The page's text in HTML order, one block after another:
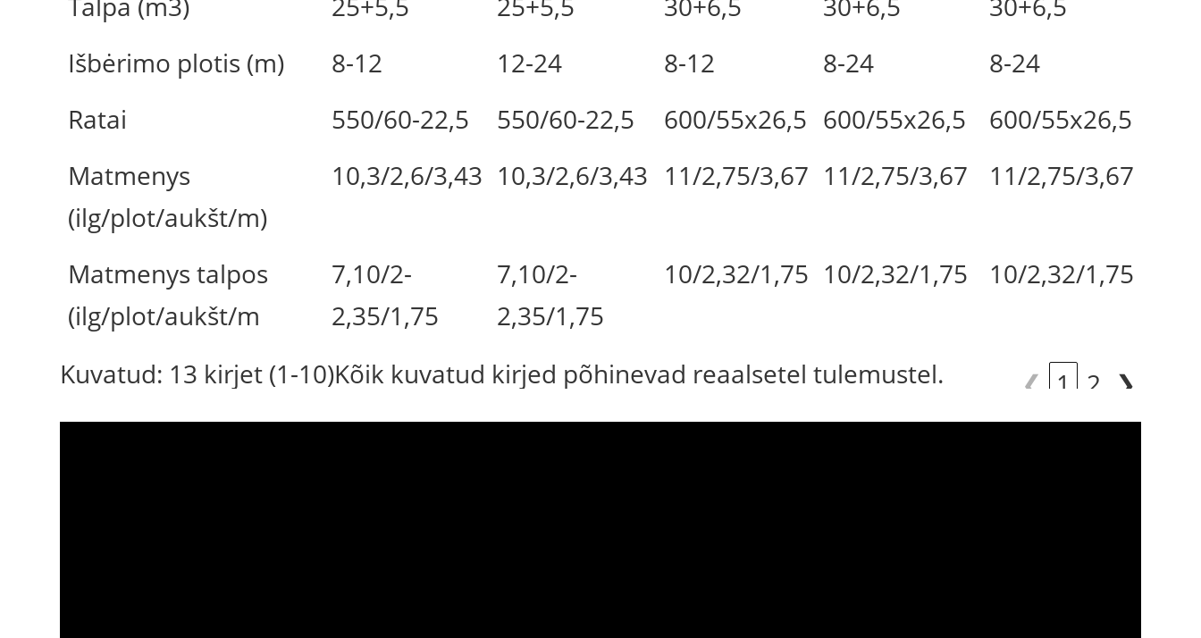
Išbėrimo plotis (m)
8-12 12-24 8-12 8-24
8-24
Ratai
550/60-22,5 550/60-22,5 600/55x26,5 600/55x26,5
600/55x26,5
Matmenys
(ilg/plot/aukšt/m)
10,3/2,6/3,43 10,3/2,6/3,43 11/2,75/3,67 11/2,75/3,67 11/2,75/3,67
Matmenys talpos
(ilg/plot/aukšt/m
7,10/2-
2,35/1,75
7,10/2-
2,35/1,75
10/2,32/1,75 10/2,32/1,75 10/2,32/1,75
Kuvatud: 13 kirjet (1-10)Kõik kuvatud kirjed põhinevad reaalsetel tulemustel. ❮ 1 2 ❯